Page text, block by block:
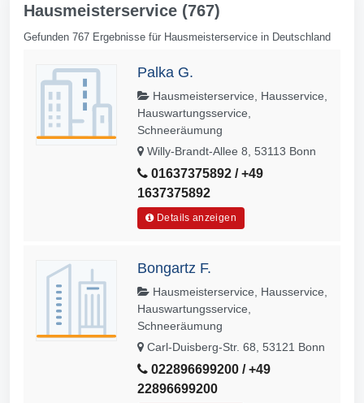
Hausmeisterservice (767)
Gefunden 767 Ergebnisse für Hausmeisterservice in Deutschland
Palka G.
Hausmeisterservice, Hausservice,
Hauswartungsservice,
Schneeräumung
Willy-Brandt-Allee 8, 53113 Bonn
01637375892 / +49
1637375892
Details anzeigen
Bongartz F.
Hausmeisterservice, Hausservice,
Hauswartungsservice,
Schneeräumung
Carl-Duisberg-Str. 68, 53121 Bonn
022896699200 / +49
22896699200